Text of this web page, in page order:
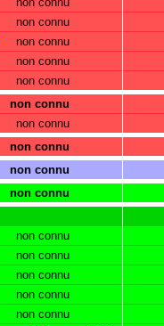
non connu
non connu
non connu
non connu
non connu
non connu
non connu
non connu
non connu
non connu
non connu
non connu
non connu
non connu